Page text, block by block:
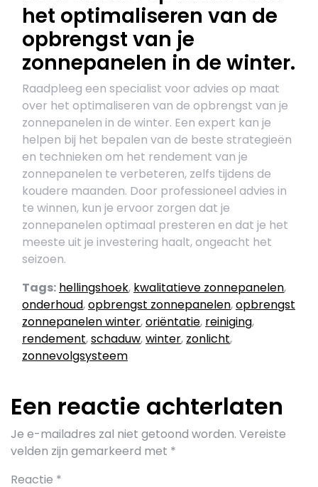
het optimaliseren van de
opbrengst van je
zonnepanelen in de winter.
Raadpleeg een specialist voor advies op maat
over het optimaliseren van de opbrengst van je
zonnepanelen in de winter. Een expert kan je
helpen bij het bepalen van de beste strategieën
en technieken om het rendement van je
zonnepanelen te verbeteren, zelfs tijdens de
koudere maanden. Door professioneel advies in
te winnen, kun je ervoor zorgen dat je
zonnepanelen optimaal presteren en dat je het
meeste uit je investering haalt, ongeacht het
seizoen.
Tags: hellingshoek, kwalitatieve zonnepanelen,
onderhoud,opbrengst zonnepanelen,opbrengst
zonnepanelen winter,oriëntatie, reiniging,
rendement,schaduw,winter, zonlicht,
zonnevolgsysteem
Een reactie achterlaten
Je e-mailadres zal niet getoond worden. Vereiste
velden zijn gemarkeerd met *
Reactie *